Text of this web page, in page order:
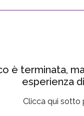
è terminata,
esperienza
Clicca qui sotto